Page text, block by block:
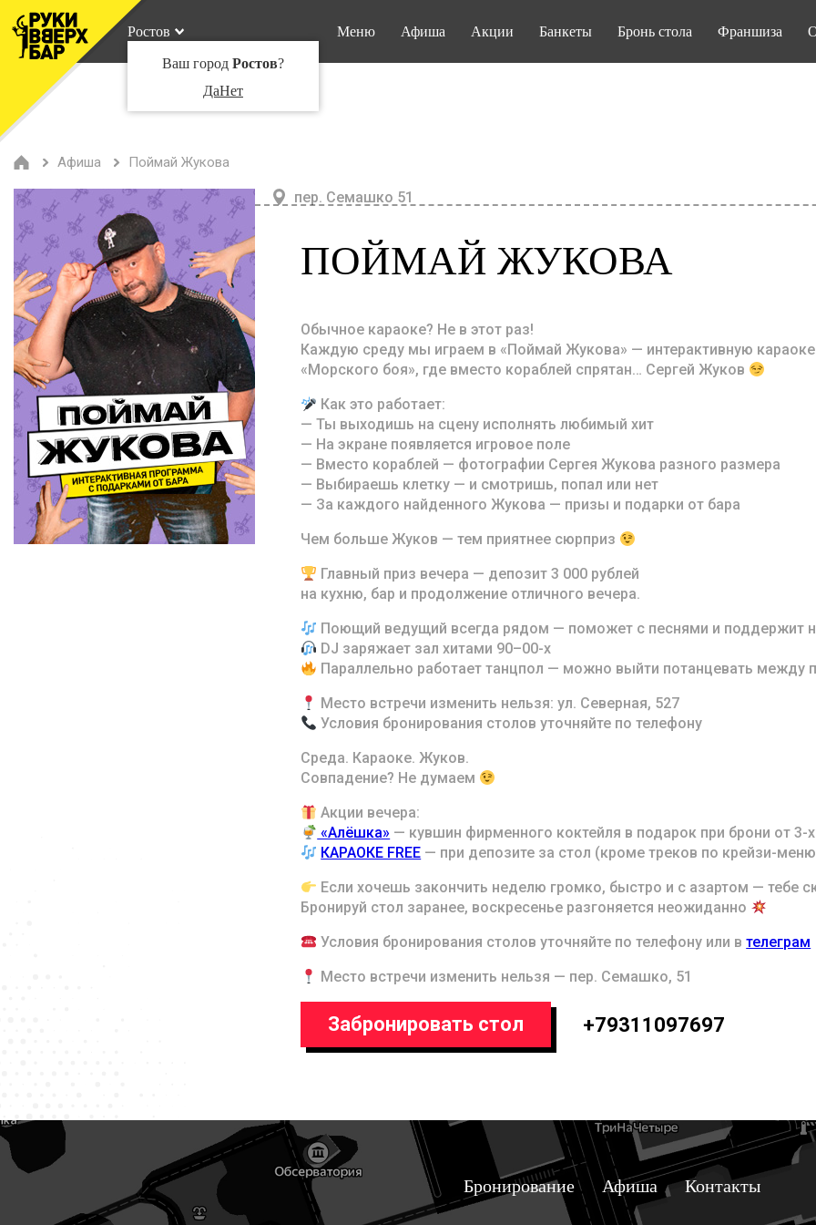
Ростов
Ваш город Ростов?
ДаНет
Меню Афиша Акции Банкеты Бронь стола Франшиза
Афиша Поймай Жукова
пер. Семашко 51
ПОЙМАЙ ЖУКОВА
Обычное караоке? Не в этот раз!
Каждую среду мы играем в «Поймай Жукова» — интерактивную
«Морского боя», где вместо кораблей спрятан… Сергей Жуков
Как это работает:
— Ты выходишь на сцену исполнять любимый хит
— На экране появляется игровое поле
— Вместо кораблей — фотографии Сергея Жукова разного размера
— Выбираешь клетку — и смотришь, попал или нет
— За каждого найденного Жукова — призы и подарки от бара
Чем больше Жуков — тем приятнее сюрприз
Главный приз вечера — депозит 3 000 рублей
на кухню, бар и продолжение отличного вечера.
Поющий ведущий всегда рядом — поможет с песнями и поддержит
DJ заряжает зал хитами 90–00-х
Параллельно работает танцпол — можно выйти потанцевать между
Место встречи изменить нельзя: ул. Северная, 527
Условия бронирования столов уточняйте по телефону
Среда. Караоке. Жуков.
Совпадение? Не думаем
Акции вечера:
«Алёшка» — кувшин фирменного коктейля в подарок при брони от 3-
КАРАОКЕ FREE — при депозите за стол (кроме треков по крейзи-
Если хочешь закончить неделю громко, быстро и с азартом — тебе
Бронируй стол заранее, воскресенье разгоняется неожиданно
Условия бронирования столов уточняйте по телефону или втелеграм
Место встречи изменить нельзя — пер. Семашко, 51
Забронировать стол +79311097697
Бронирование Афиша Контакты